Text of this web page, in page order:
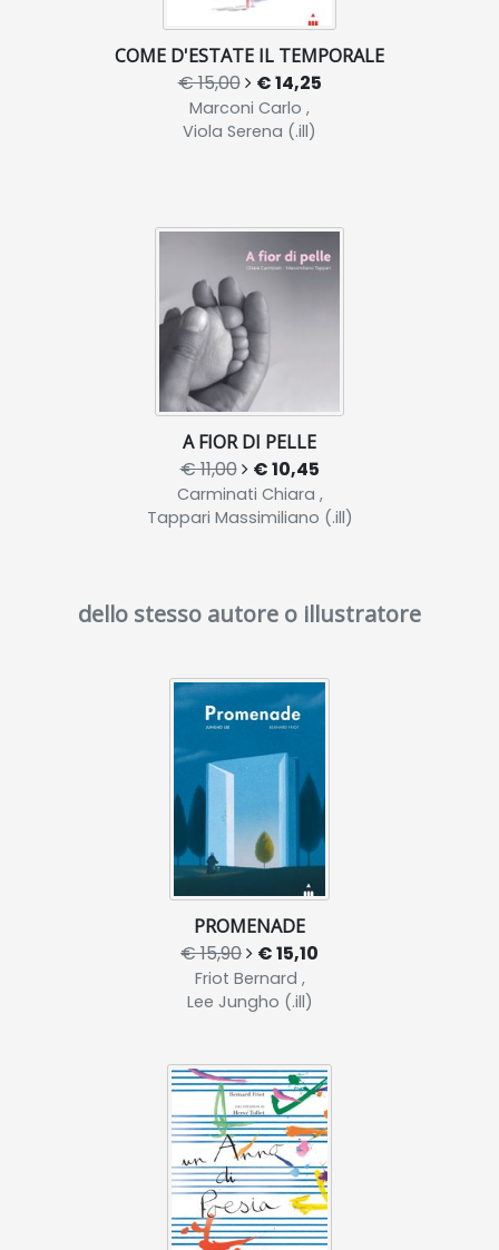
COME D'ESTATE IL TEMPORALE
€ 15,00 € 14,25
Marconi Carlo ,
Viola Serena (.ill)
A FIOR DI PELLE
€ 11,00 € 10,45
Carminati Chiara ,
Tappari Massimiliano (.ill)
dello stesso autore o illustratore
PROMENADE
€ 15,90 € 15,10
Friot Bernard ,
Lee Jungho (.ill)